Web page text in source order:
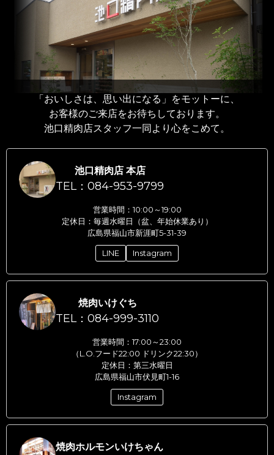
「おいしさは、思い出になる」をモットーに、
お客様のご来店をお待ちしております。
池口精肉店スタッフ一同より心をこめて。
池口精肉店 本店
TEL：084-953-9799
営業時間：10:00～19:00
定休日：毎週水曜日（盆、年始休業あり）
広島県福山市新涯町5-31-39
LINE Instagram
焼肉いけぐち
TEL：084-999-3110
営業時間：17:00～23:00
（L.O.フード22:00 ドリンク22:30）
定休日：第三水曜日
広島県福山市伏見町1-16
Instagram
焼肉ホルモンいけちゃん